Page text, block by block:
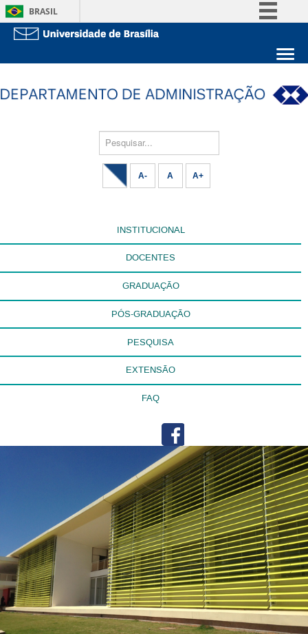
BRASIL
Acesso à informação
Unidades acadêmicas
Estude na UnB
Pesquisar...
A- A A+
INSTITUCIONAL
DOCENTES
GRADUAÇÃO
PÓS-GRADUAÇÃO
PESQUISA
EXTENSÃO
FAQ